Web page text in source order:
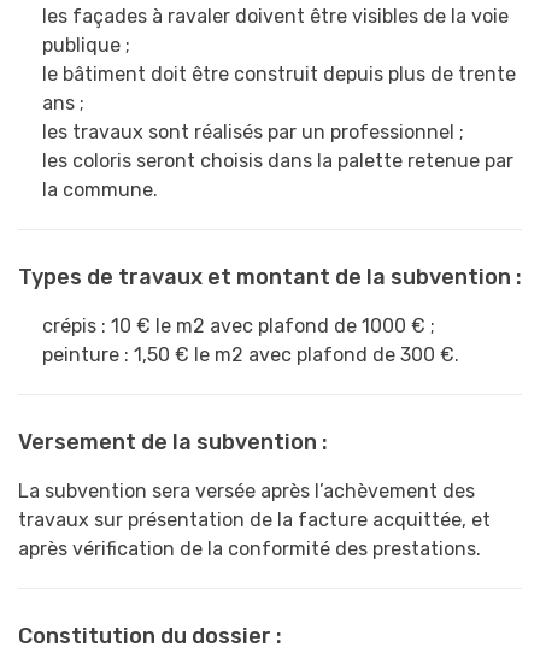
les façades à ravaler doivent être visibles de la voie
publique ;
le bâtiment doit être construit depuis plus de trente
ans ;
les travaux sont réalisés par un professionnel ;
les coloris seront choisis dans la palette retenue par
la commune.
Types de travaux et montant de la subvention :
crépis : 10 € le m2 avec plafond de 1000 € ;
peinture : 1,50 € le m2 avec plafond de 300 €.
Versement de la subvention :
La subvention sera versée après l’achèvement des
travaux sur présentation de la facture acquittée, et
après vérification de la conformité des prestations.
Constitution du dossier :